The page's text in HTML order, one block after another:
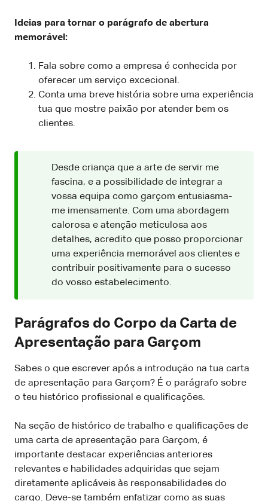
Ideias para tornar o parágrafo de abertura
memorável:
Fala sobre como a empresa é conhecida por
oferecer um serviço excecional.
Conta uma breve história sobre uma experiência
tua que mostre paixão por atender bem os
clientes.
Desde criança que a arte de servir me
fascina, e a possibilidade de integrar a
vossa equipa como garçom entusiasma-
me imensamente. Com uma abordagem
calorosa e atenção meticulosa aos
detalhes, acredito que posso proporcionar
uma experiência memorável aos clientes e
contribuir positivamente para o sucesso
do vosso estabelecimento.
Parágrafos do Corpo da Carta de
Apresentação para Garçom
Sabes o que escrever após a introdução na tua carta
de apresentação para Garçom? É o parágrafo sobre
o teu histórico profissional e qualificações.
Na seção de histórico de trabalho e qualificações de
uma carta de apresentação para Garçom, é
importante destacar experiências anteriores
relevantes e habilidades adquiridas que sejam
diretamente aplicáveis às responsabilidades do
cargo. Deve-se também enfatizar como as suas